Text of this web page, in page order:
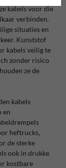
kabels voor die
verbinden.
situaties en
Kunststof
kabels veilig te
zonder risico
ze de
kabels
en
heftrucks,
de sterke
ook in drukke
kostbare